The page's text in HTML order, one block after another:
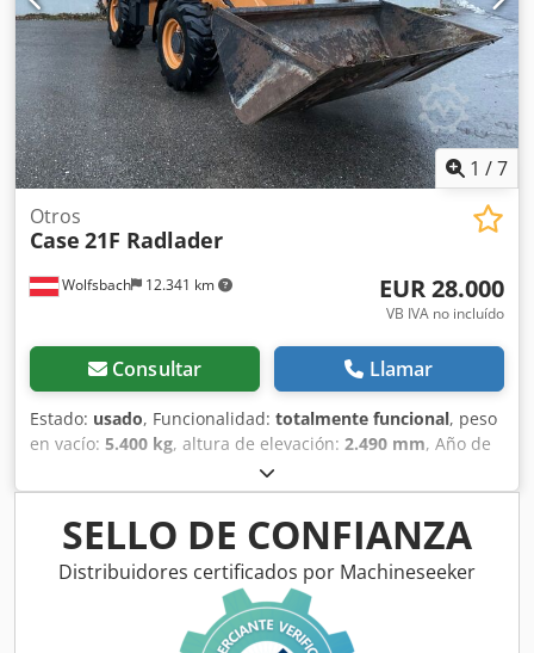
1 /7
Wolfsbach 12.341 km
Otros
Case 21F Radlader
EUR 28.000
VB IVA no incluído
Consultar Llamar
Estado: usado, Funcionalidad: totalmente funcional, peso
en vacío: 5.400 kg, altura de elevación: 2.490 mm, Año de
, horas de funcionamiento:
longitud total:5.550 mm, altura de construcción:2.500
, tipo de accionamiento:Diesel Motor , ancho de
construcción:1.950 mm , Otros Csdewlxgajpfx Anzsha
Clase de velocidad: 25 Estado técnico: normal Estado de la
SELLO DE CONFIANZA
Distribuidores certificados por Machineseeker